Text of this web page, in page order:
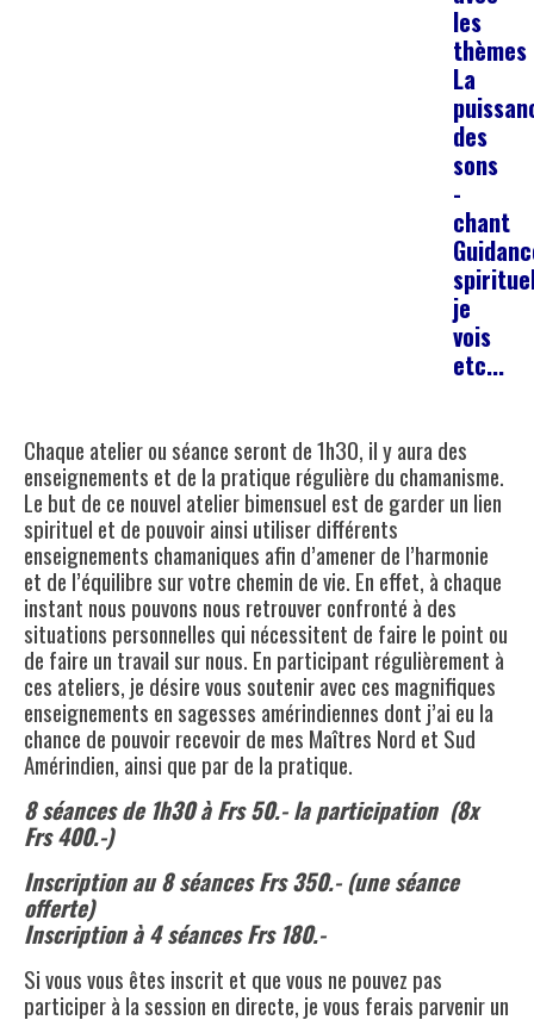
les
thèmes
La
des
sons
-
chant
je
vois
etc...
Chaque atelier ou séance seront de 1h30, il y aura des
enseignements et de la pratique régulière du chamanisme.
Le but de ce nouvel atelier bimensuel est de garder un lien
spirituel et de pouvoir ainsi utiliser différents
enseignements chamaniques afin d’amener de l’harmonie
et de l’équilibre sur votre chemin de vie. En effet, à chaque
instant nous pouvons nous retrouver confronté à des
situations personnelles qui nécessitent de faire le point ou
de faire un travail sur nous. En participant régulièrement à
ces ateliers, je désire vous soutenir avec ces magnifiques
enseignements en sagesses amérindiennes dont j’ai eu la
chance de pouvoir recevoir de mes Maîtres Nord et Sud
Amérindien, ainsi que par de la pratique.
8 séances de 1h30 à Frs 50.- la participation (8x
Frs 400.-)
Inscription au 8 séances Frs 350.- (une séance
offerte)
Inscription à 4 séances Frs 180.-
Si vous vous êtes inscrit et que vous ne pouvez pas
participer à la session en directe, je vous ferais parvenir un